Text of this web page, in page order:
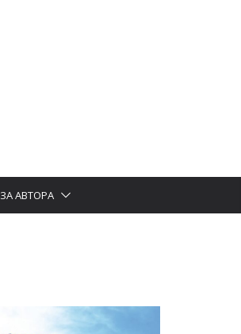
ЗА АВТОРА